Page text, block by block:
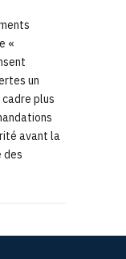
«
un
plus
avant la
des